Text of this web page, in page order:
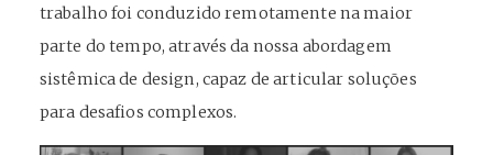
trabalho foi conduzido remotamente na maior
parte do tempo, através da nossa abordagem
sistêmica de design, capaz de articular soluções
para desafios complexos.